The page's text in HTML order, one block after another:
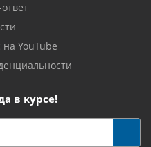
YouTube
в курсе!